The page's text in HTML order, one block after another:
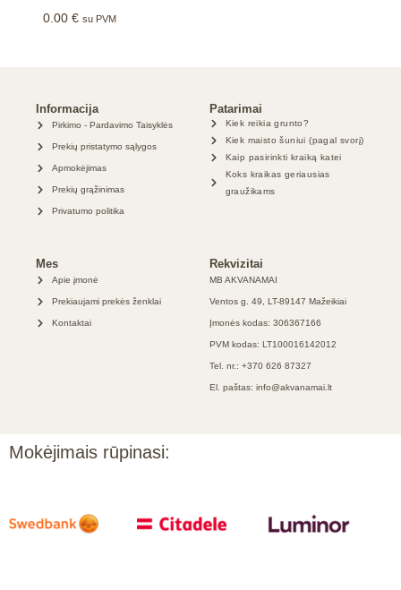
0.00 € su PVM
Informacija
Pirkimo - Pardavimo Taisyklės
Prekių pristatymo sąlygos
Apmokėjimas
Prekių grąžinimas
Privatumo politika
Patarimai
Kiek reikia grunto?
Kiek maisto šuniui (pagal svorį)
Kaip pasirinkti kraiką katei
Koks kraikas geriausias
graužikams
Mes
Apie įmonė
Prekiaujami prekės ženklai
Kontaktai
Rekvizitai
MB AKVANAMAI
Ventos g. 49, LT-89147 Mažeikiai
Įmonės kodas: 306367166
PVM kodas: LT100016142012
Tel. nr.: +370 626 87327
El. paštas: info@akvanamai.lt
Mokėjimais rūpinasi: